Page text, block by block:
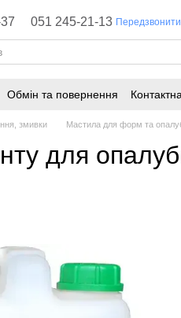
051 245-21-13
Обмін та повернення
змивки Мастила для форм та
для